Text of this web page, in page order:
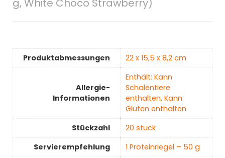
g, White Choco Strawberry)
Produktabmessungen ‎22 x 15,5 x 8,2 cm
Allergie-
Informationen
‎Enthält: Kann
Schalentiere
enthalten, Kann
Gluten enthalten
Stückzahl
‎20 stück
Servierempfehlung
‎1 Proteinriegel – 50 g